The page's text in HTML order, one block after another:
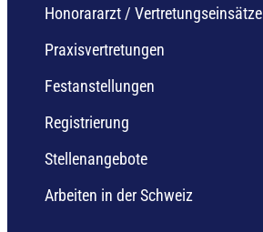
Honorararzt / Vertretungseinsätze
Praxisvertretungen
Festanstellungen
Registrierung
Stellenangebote
Arbeiten in der Schweiz